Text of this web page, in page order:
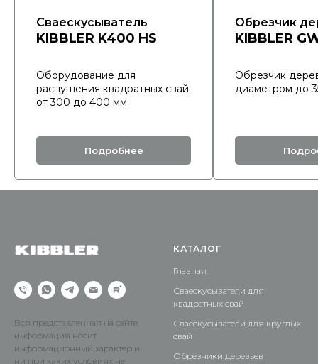
Сваескусыватель
KIBBLER K400 HS
Оборудование для
распушения квадратных свай
от 300 до 400 мм
Подробнее
Обрезчик
KIBBLER
Обрезчик
диаметром до
Вся представленная на сайте
информация носит
информационный характер и
ни при каких условиях не
КАТАЛОГ
Главная
Сваескусыватели для
квадратных свай
Сваескусыватели для круглых
свай
Обрезчики деревьев